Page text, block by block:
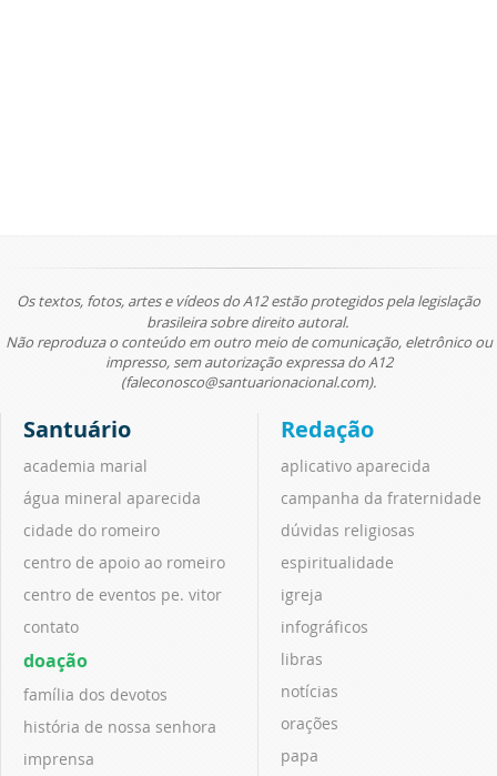
Os textos, fotos, artes e vídeos do A12 estão protegidos pela legislação
brasileira sobre direito autoral.
Não reproduza o conteúdo em outro meio de comunicação, eletrônico ou
impresso, sem autorização expressa do A12
(faleconosco@santuarionacional.com).
Santuário
academia marial
água mineral aparecida
cidade do romeiro
centro de apoio ao romeiro
centro de eventos pe. vitor
contato
doação
família dos devotos
história de nossa senhora
imprensa
Redação
aplicativo aparecida
campanha da fraternidade
dúvidas religiosas
espiritualidade
igreja
infográficos
libras
notícias
orações
papa